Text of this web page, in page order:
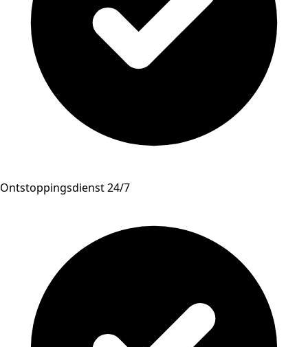
Ontstoppingsdienst 24/7